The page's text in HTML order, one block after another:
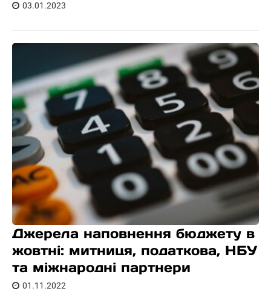
03.01.2023
Джерела наповнення бюджету в
жовтні: митниця, податкова, НБУ
та міжнародні партнери
01.11.2022